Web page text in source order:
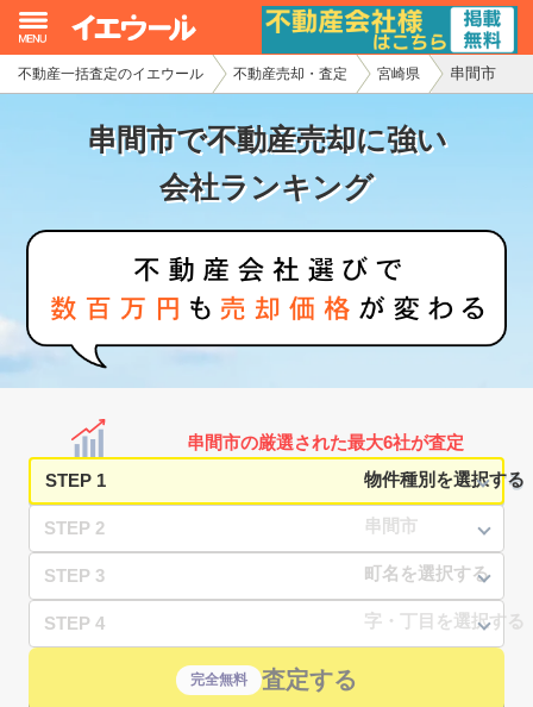
不動産一括査定のイエウール 不動産売却・査定 宮崎県 串間市
串間市で不動産売却に強い
会社ランキング
串間市の厳選された最大6社が査定
STEP 1
STEP 2
STEP 3
STEP 4
完全無料 査定する
イエウール加盟希望の不動産会社様
初めての方へ
不動産の売却・一括査定
家査定シミュレーター
お問い合わせ